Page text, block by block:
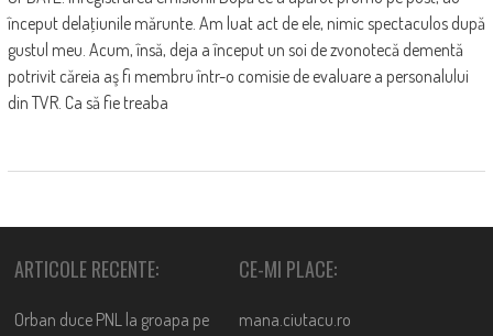
început delaţiunile mărunte. Am luat act de ele, nimic spectaculos după
gustul meu. Acum, însă, deja a început un soi de zvonotecă dementă
potrivit căreia aş fi membru într-o comisie de evaluare a personalului
din TVR. Ca să fie treaba
ARTICOLE RECENTE:
Orban duce PNL la groapa pe
CE-MI PLACE:
mana.ciutacu.ro